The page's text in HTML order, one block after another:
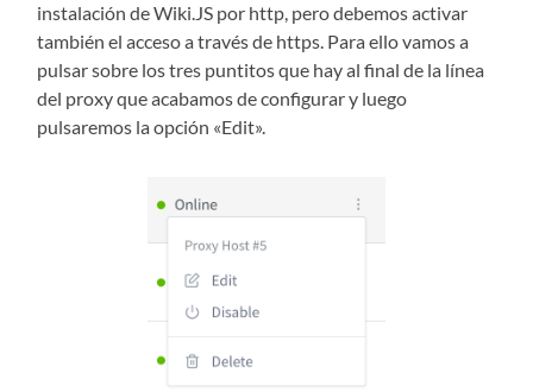
instalación de Wiki.JS por http, pero debemos activar
también el acceso a través de https. Para ello vamos a
pulsar sobre los tres puntitos que hay al final de la línea
del proxy que acabamos de configurar y luego
pulsaremos la opción «Edit».